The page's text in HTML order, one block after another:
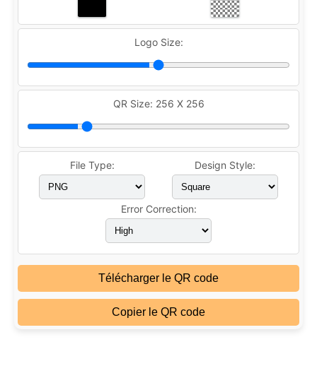
Logo Size:
QR Size: 256 X 256
File Type: Design Style:
Error Correction:
Télécharger le QR code
Copier le QR code